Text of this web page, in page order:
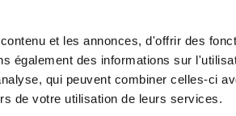
et les annonces, d'offrir des
également des informations sur
qui peuvent combiner celles-ci
de votre utilisation de leurs services.